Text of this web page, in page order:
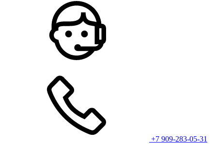
+7 909-283-05-31